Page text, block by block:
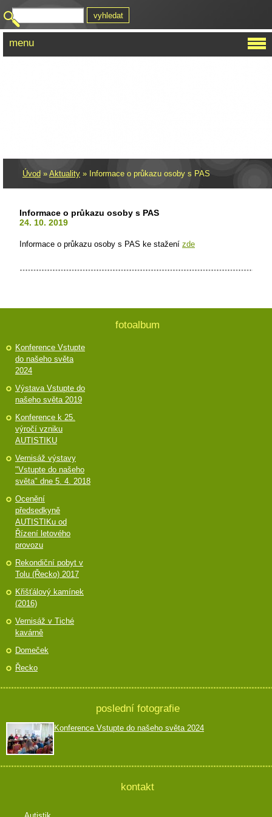
Úvod » Aktuality » Informace o průkazu osoby s PAS
Informace o průkazu osoby s PAS
24. 10. 2019
Informace o průkazu osoby s PAS ke stažení zde
menu
fotoalbum
Konference Vstupte
do našeho světa
2024
Výstava Vstupte do
našeho světa 2019
Konference k 25.
výročí vzniku
AUTISTIKU
Vernisáž výstavy
"Vstupte do našeho
světa" dne 5. 4. 2018
Ocenění
předsedkyně
AUTISTIKu od
Řízení letového
provozu
Rekondiční pobyt v
Tolu (Řecko) 2017
Křišťálový kamínek
(2016)
Vernisáž v Tiché
kavárně
Domeček
Řecko
poslední fotografie
Konference Vstupte do našeho světa 2024
kontakt